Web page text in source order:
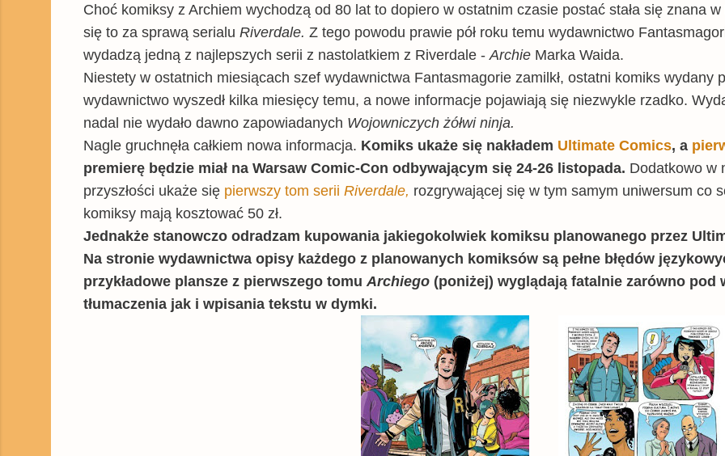
Choć komiksy z Archiem wychodzą od 80 lat to dopiero w ostatnim czasie postać stała się znana w
się to za sprawą serialu Riverdale. Z tego powodu prawie pół roku temu wydawnictwo
wydadzą jedną z najlepszych serii z nastolatkiem z Riverdale - Archie Marka Waida.
Niestety w ostatnich miesiącach szef wydawnictwa Fantasmagorie zamilkł, ostatni komiks wydany
wydawnictwo wyszedł kilka miesięcy temu, a nowe informacje pojawiają się niezwykle rzadko.
nadal nie wydało dawno zapowiadanych Wojowniczych żółwi ninja.
Nagle gruchnęła całkiem nowa informacja. Komiks ukaże się nakładem Ultimate Comics, a
premierę będzie miał na Warsaw Comic-Con odbywającym się 24-26 listopada. Dodatkowo w
przyszłości ukaże się pierwszy tom serii Riverdale, rozgrywającej się w tym samym uniwersum co
komiksy mają kosztować 50 zł.
Jednakże stanowczo odradzam kupowania jakiegokolwiek komiksu planowanego przez
Na stronie wydawnictwa opisy każdego z planowanych komiksów są pełne błędów
przykładowe plansze z pierwszego tomu Archiego (poniżej) wyglądają fatalnie zarówno pod
tłumaczenia jak i wpisania tekstu w dymki.